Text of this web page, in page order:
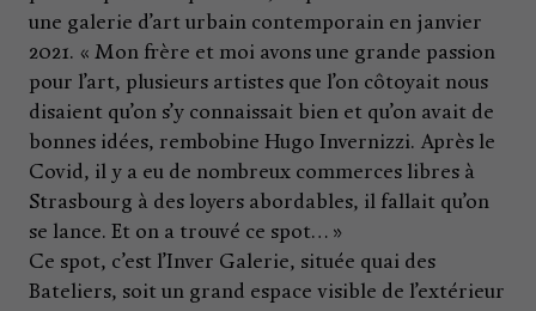
une galerie d’art urbain contemporain en janvier
2021. « Mon frère et moi avons une grande passion
pour l’art, plusieurs artistes que l’on côtoyait nous
disaient qu’on s’y connaissait bien et qu’on avait de
bonnes idées, rembobine Hugo Invernizzi. Après le
Covid, il y a eu de nombreux commerces libres à
Strasbourg à des loyers abordables, il fallait qu’on
se lance. Et on a trouvé ce spot… »
Ce spot, c’est l’Inver Galerie, située quai des
Bateliers, soit un grand espace visible de l’extérieur